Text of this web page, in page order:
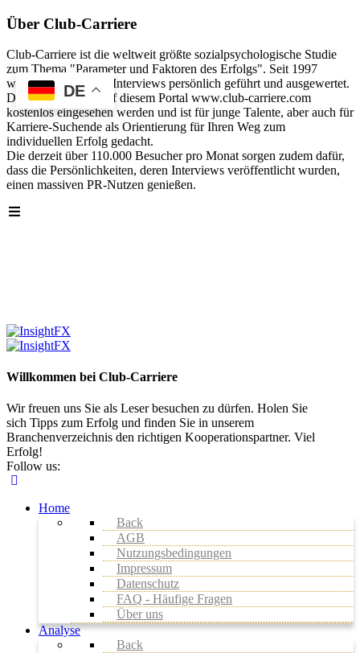
DE
Über Club-Carriere
Club-Carriere ist die weltweit größte sozialpsychologische Studie
zum Thema "Parameter und Faktoren des Erfolgs". Seit 1997
wurden über 40.000 Interviews persönlich geführt und ausgewertet.
Die Analyse kann auf diesem Portal www.club-carriere.com
kostenlos eingesehen werden und ist für junge Talente, aber auch für
Karriere-Suchende als Orientierung für Ihren Weg zum
individuellen Erfolg gedacht.
Die derzeit über 110.000 Besucher pro Monat sorgen zudem dafür,
dass die Persönlichkeiten, deren Interviews veröffentlicht wurden,
einen massiven PR-Nutzen genießen.
Willkommen bei Club-Carriere
Wir freuen uns Sie als Leser besuchen zu dürfen. Holen Sie
sich Tipps zum Erfolg und finden Sie in unserem
Branchenverzeichnis den richtigen Kooperationspartner. Viel
Erfolg!
Follow us:
Home
Back
AGB
Nutzungsbedingungen
Impressum
Datenschutz
FAQ - Häufige Fragen
Über uns
Analyse
Back